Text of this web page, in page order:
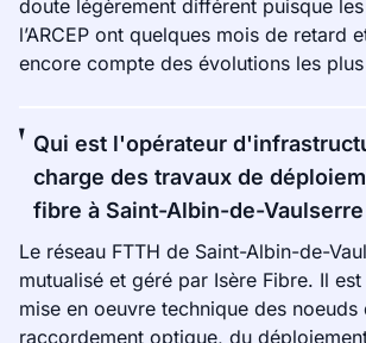
doute légèrement différent puisque
l’ARCEP ont quelques mois de retard
encore compte des évolutions les
Qui est l'opérateur
charge des travaux de
fibre à Saint-Albin-de-Vaulserre
Le réseau FTTH de Saint-Albin-de-
mutualisé et géré par Isère Fibre. Il
mise en oeuvre technique des noeuds
raccordement optique, du